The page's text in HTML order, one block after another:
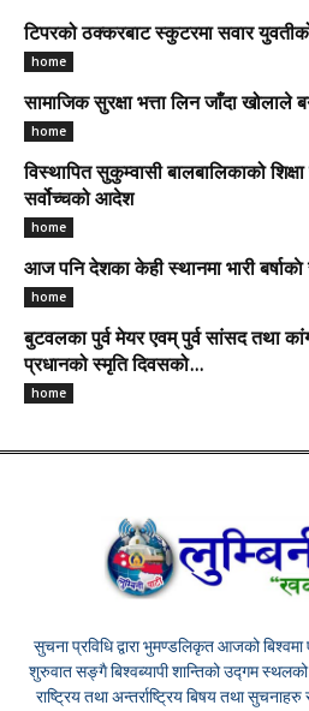
टिपरको ठक्करबाट स्कुटरमा सवार
home
सामाजिक सुरक्षा भत्ता लिन जाँदा खोलाले
home
विस्थापित सुकुम्वासी बालबालिकाको
सर्वोच्चको आदेश
home
आज पनि देशका केही स्थानमा भारी बर्षाकाे
home
बुटवलका पुर्व मेयर एवम् पुर्व सांसद तथा
प्रधानको स्मृति दिवसको...
home
सुचना प्रविधि द्वारा भुमण्डलिकृत आजको
शुरुवात सङ्गै बिश्वब्यापी शान्तिको उद्गम स्थलको
राष्ट्रिय तथा अन्तर्राष्ट्रिय बिषय तथा